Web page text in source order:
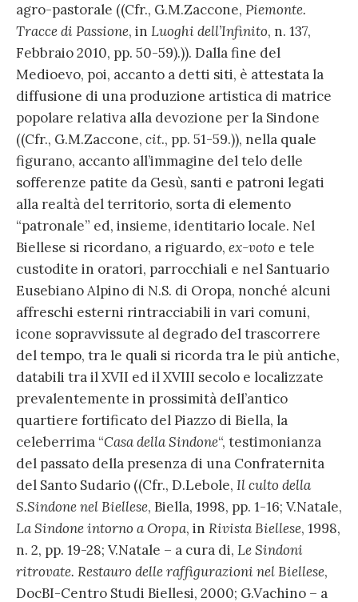
agro-pastorale ((Cfr., G.M.Zaccone, Piemonte.
Tracce di Passione, in Luoghi dell’Infinito, n. 137,
Febbraio 2010, pp. 50-59).)). Dalla fine del
Medioevo, poi, accanto a detti siti, è attestata la
diffusione di una produzione artistica di matrice
popolare relativa alla devozione per la Sindone
((Cfr., G.M.Zaccone, cit., pp. 51-59.)), nella quale
figurano, accanto all’immagine del telo delle
sofferenze patite da Gesù, santi e patroni legati
alla realtà del territorio, sorta di elemento
“patronale” ed, insieme, identitario locale. Nel
Biellese si ricordano, a riguardo, ex-voto e tele
custodite in oratori, parrocchiali e nel Santuario
Eusebiano Alpino di N.S. di Oropa, nonché alcuni
affreschi esterni rintracciabili in vari comuni,
icone sopravvissute al degrado del trascorrere
del tempo, tra le quali si ricorda tra le più antiche,
databili tra il XVII ed il XVIII secolo e localizzate
prevalentemente in prossimità dell’antico
quartiere fortificato del Piazzo di Biella, la
celeberrima “Casa della Sindone“, testimonianza
del passato della presenza di una Confraternita
del Santo Sudario ((Cfr., D.Lebole, Il culto della
S.Sindone nel Biellese, Biella, 1998, pp. 1-16; V.Natale,
La Sindone intorno a Oropa, in Rivista Biellese, 1998,
n. 2, pp. 19-28; V.Natale – a cura di, Le Sindoni
ritrovate. Restauro delle raffigurazioni nel Biellese,
DocBI-Centro Studi Biellesi, 2000; G.Vachino – a